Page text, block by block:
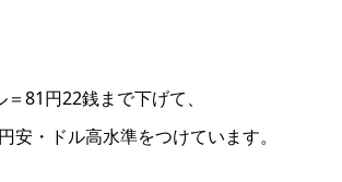
81円22銭まで下げて、
・ドル高水準をつけています。